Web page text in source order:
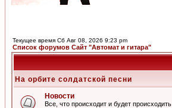
Текущее время Сб Авг 08, 2026 9:23 pm
Список форумов Сайт "Автомат и гитара"
На орбите солдатской песни
Новости
Все, что происходит и будет